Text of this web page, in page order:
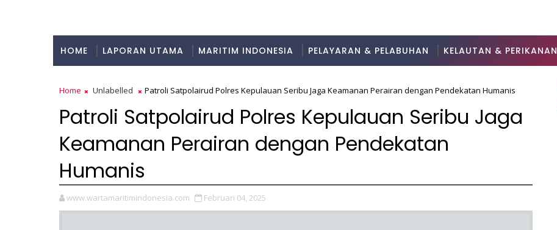
HOME LAPORAN UTAMA MARITIM INDONESIA PELAYARAN & PELABUHAN KELAUTAN & PERIKANAN
Home Unlabelled Patroli Satpolairud Polres Kepulauan Seribu Jaga Keamanan Perairan dengan Pendekatan Humanis
Patroli Satpolairud Polres Kepulauan Seribu Jaga
Keamanan Perairan dengan Pendekatan
Humanis
www.wartamaritimindonesia.com Februari 04, 2025